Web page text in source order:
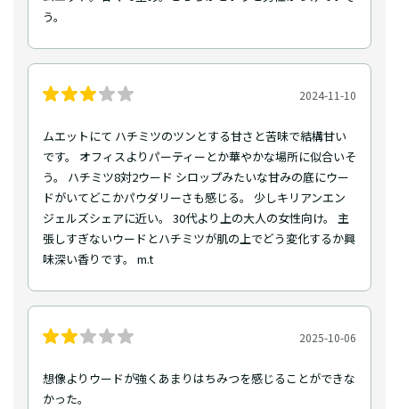
う。
2024-11-10
ムエットにて ハチミツのツンとする甘さと苦味で結構甘い
です。 オフィスよりパーティーとか華やかな場所に似合いそ
う。 ハチミツ8対2ウード シロップみたいな甘みの底にウー
ドがいてどこかパウダリーさも感じる。 少しキリアンエン
ジェルズシェアに近い。 30代より上の大人の女性向け。 主
張しすぎないウードとハチミツが肌の上でどう変化するか興
味深い香りです。 m.t
2025-10-06
想像よりウードが強くあまりはちみつを感じることができな
かった。